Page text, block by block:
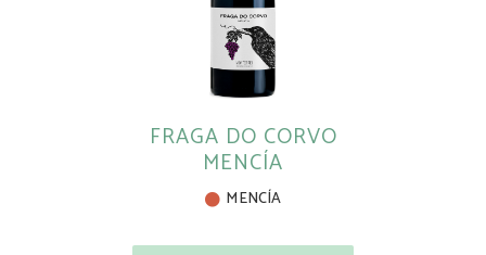
FRAGA DO CORVO
MENCÍA
MENCÍA